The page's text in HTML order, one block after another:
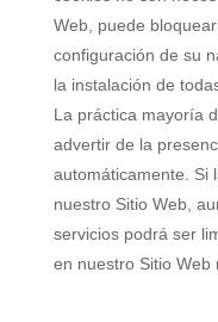
Web, puede
configuración de su
la instalación de
La práctica mayoría
advertir de la
automáticamente. Si
nuestro Sitio Web,
servicios podrá ser
en nuestro Sitio Web